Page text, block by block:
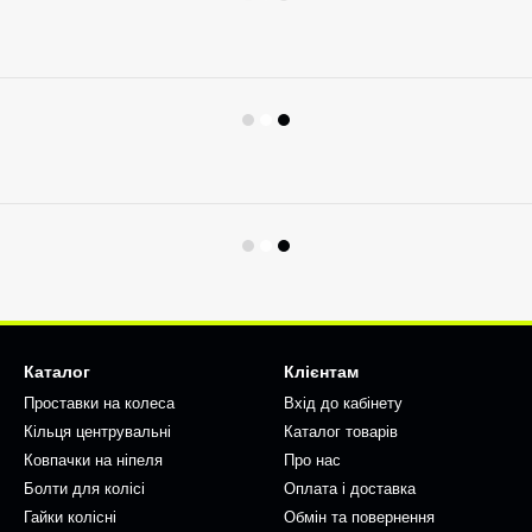
Каталог
Проставки на колеса
Кільця центрувальні
Ковпачки на ніпеля
Болти для колісі
Гайки колісні
Клієнтам
Вхід до кабінету
Каталог товарів
Про нас
Оплата і доставка
Обмін та повернення